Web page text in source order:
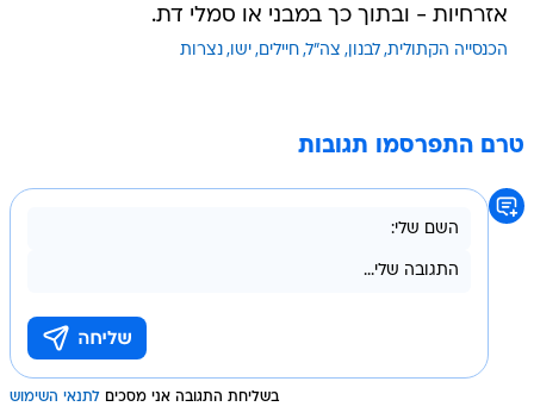
אזרחיות - ובתוך כך במבני או סמלי דת.
הכנסייה הקתולית לבנון צה"ל חיילים ישו נצרות
טרם התפרסמו תגובות
בשליחת התגובה אני מסכים לתנאי השימוש